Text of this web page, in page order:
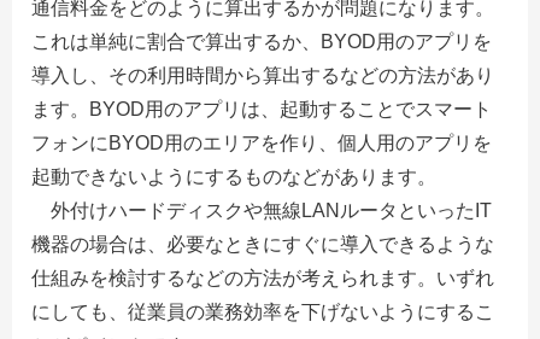
通信料金をどのように算出するかが問題になります。
これは単純に割合で算出するか、BYOD用のアプリを
導入し、その利用時間から算出するなどの方法があり
ます。BYOD用のアプリは、起動することでスマート
フォンにBYOD用のエリアを作り、個人用のアプリを
起動できないようにするものなどがあります。
外付けハードディスクや無線LANルータといったIT
機器の場合は、必要なときにすぐに導入できるような
仕組みを検討するなどの方法が考えられます。いずれ
にしても、従業員の業務効率を下げないようにするこ